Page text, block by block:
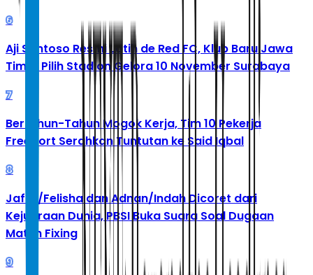
6
Aji Santoso Resmi Latih de Red FC, Klub Baru Jawa
Timur Pilih Stadion Gelora 10 November Surabaya
7
Bertahun-Tahun Mogok Kerja, Tim 10 Pekerja
Freeport Serahkan Tuntutan ke Said Iqbal
8
Jafar/Felisha dan Adnan/Indah Dicoret dari
Kejuaraan Dunia, PBSI Buka Suara Soal Dugaan
Match Fixing
9